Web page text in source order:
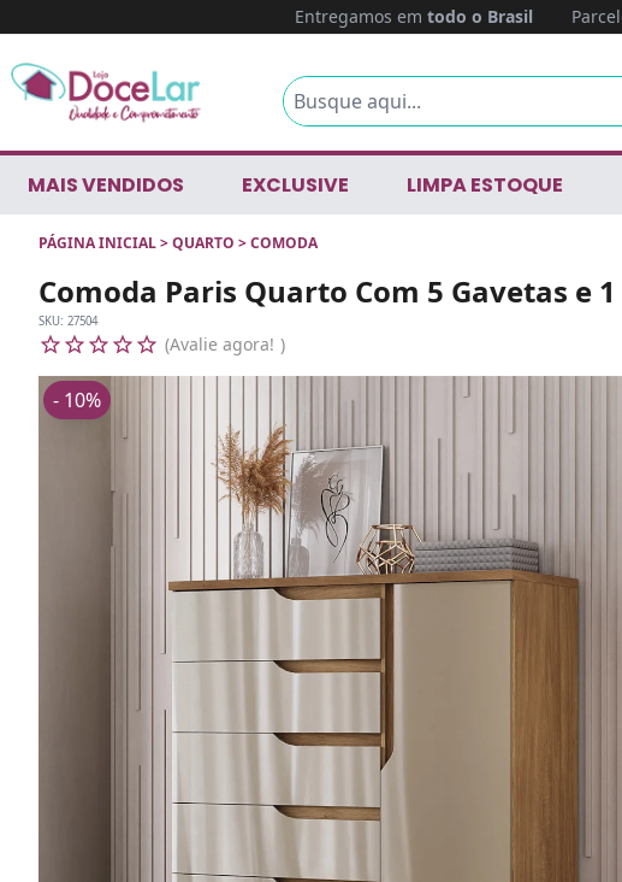
Entregamos em todo o Brasil
MAIS VENDIDOS EXCLUSIVE LIMPA ESTOQUE
PÁGINA INICIAL>QUARTO >COMODA
Comoda Paris Quarto Com 5 Gavetas e
SKU: 27504
Avalie agora!
- 10%